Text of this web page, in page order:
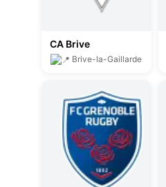
CA Brive
Brive-la-Gaillarde